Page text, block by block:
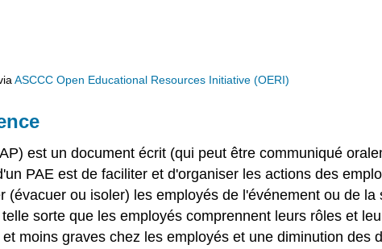
ASCCC Open Educational Resources Initiative (OERI)
est un document écrit (qui peut être communiqué
PAE est de faciliter et d'organiser les actions des
(évacuer ou isoler) les employés de l'événement ou de
sorte que les employés comprennent leurs rôles et
moins graves chez les employés et une diminution